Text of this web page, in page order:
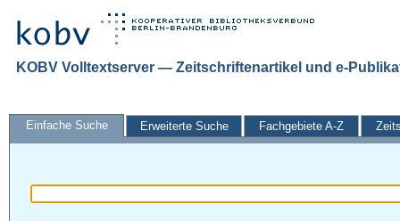
KOBV Volltextserver — Zeitschriftenartikel und e-
Einfache Suche Erweiterte Suche Fachgebiete A-Z